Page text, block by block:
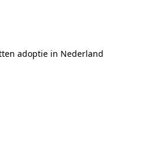
adoptie in Nederland